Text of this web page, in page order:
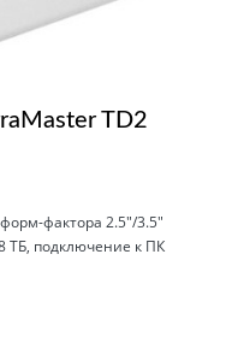
TD2
фактора 2.5"/3.5"
ТБ, подключение к ПК